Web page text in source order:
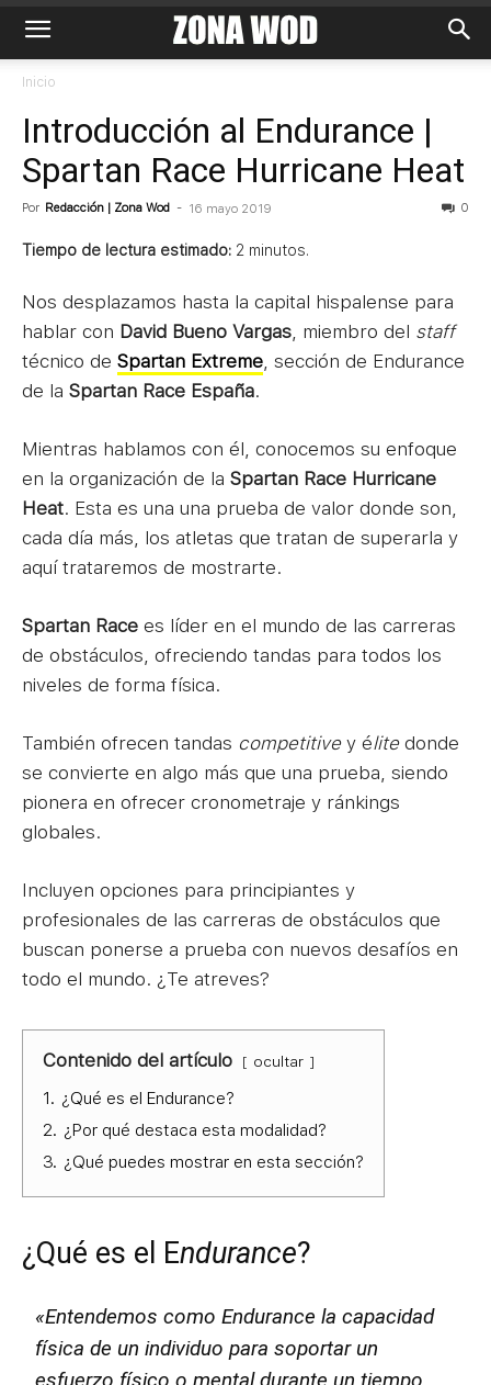
Inicio
Introducción al Endurance |
Spartan Race Hurricane Heat
Por Redacción | Zona Wod - 16 mayo 2019 0
Tiempo de lectura estimado: 2 minutos.
Nos desplazamos hasta la capital hispalense para
hablar con David Bueno Vargas, miembro del staff
técnico de Spartan Extreme, sección de Endurance
de la Spartan Race España.
Mientras hablamos con él, conocemos su enfoque
en la organización de la Spartan Race Hurricane
Heat. Esta es una una prueba de valor donde son,
cada día más, los atletas que tratan de superarla y
aquí trataremos de mostrarte.
Spartan Race es líder en el mundo de las carreras
de obstáculos, ofreciendo tandas para todos los
niveles de forma física.
También ofrecen tandas competitivey élitedonde
se convierte en algo más que una prueba, siendo
pionera en ofrecer cronometraje y ránkings
globales.
Incluyen opciones para principiantes y
profesionales de las carreras de obstáculos que
buscan ponerse a prueba con nuevos desafíos en
todo el mundo. ¿Te atreves?
Contenido del artículo ocultar
1. ¿Qué es el Endurance?
2. ¿Por qué destaca esta modalidad?
3. ¿Qué puedes mostrar en esta sección?
¿Qué es el Endurance?
«Entendemos comoEndurance la capacidad
física de un individuo para soportar un